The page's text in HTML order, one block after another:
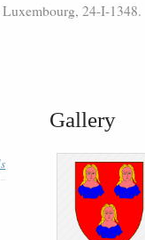
Luxembourg, 24-I-1348.
Gallery